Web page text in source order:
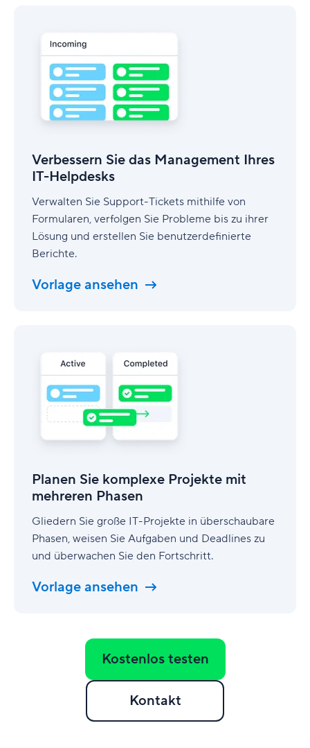
Verbessern Sie das Management Ihres
IT-Helpdesks
Verwalten Sie Support-Tickets mithilfe von
Formularen, verfolgen Sie Probleme bis zu ihrer
Lösung und erstellen Sie benutzerdefinierte
Berichte.
Vorlage ansehen
Management
Helpdesks
Planen Sie komplexe Projekte mit
mehreren Phasen
Gliedern Sie große IT-Projekte in überschaubare
Phasen, weisen Sie Aufgaben und Deadlines zu
und überwachen Sie den Fortschritt.
Vorlage ansehen
komplexe
Projekte
mehreren
Phasen
Kostenlos testen
Kontakt